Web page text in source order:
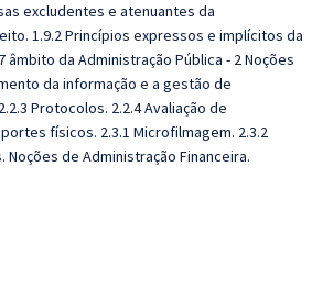
excludentes e atenuantes da
1.9.2 Princípios expressos e implícitos da
da Administração Pública - 2 Noções
da informação e a gestão de
Protocolos. 2.2.4 Avaliação de
físicos. 2.3.1 Microfilmagem. 2.3.2
Noções de Administração Financeira.